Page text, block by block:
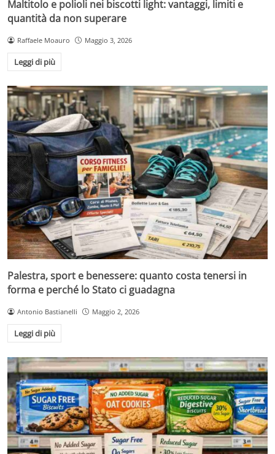
Maltitolo e polioli nei biscotti light: vantaggi, limiti e
quantità da non superare
Raffaele Moauro Maggio 3, 2026
Leggi di più
Palestra, sport e benessere: quanto costa tenersi in
forma e perché lo Stato ci guadagna
Antonio Bastianelli Maggio 2, 2026
Leggi di più